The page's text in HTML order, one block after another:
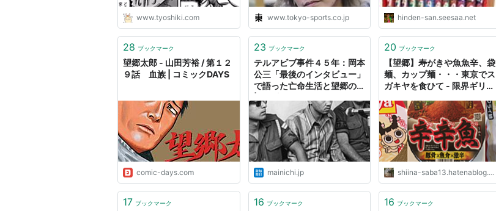
www.tyoshiki.com www.tokyo-sports.co.jp hinden-san.seesaa.net
28 ブックマーク
望郷太郎 - 山田芳裕 / 第１２
９話 血族 | コミックDAYS
comic-days.com
23 ブックマーク
テルアビブ事件４５年：岡本
公三「最後のインタビュー」
で語った亡命生活と望郷の念
mainichi.jp
20 ブックマーク
【望郷】寿がきや魚魚辛、袋
麺、カップ麺・・・東京でス
ガキヤを食ひて - 限界ギリギ
イアを目指す海外経済・投
資・雑記です。
shiina-saba13.hatenablog.com
17 ブックマーク 16 ブックマーク 16 ブックマーク